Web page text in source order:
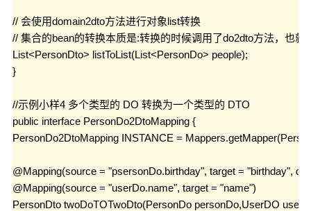
// 会使用domain2dto方法进行对象list转换
// 集合的bean的转换本质是:转换的时候调用了do2dto方法，也
List<PersonDto> listToList(List<PersonDo> people);
}
//示例小样4 多个类型的 DO 转换为一个类型的 DTO
public interface PersonDo2DtoMapping {
PersonDo2DtoMapping INSTANCE =
@Mapping(source = "psersonDo.birthday", target = "birthday",
@Mapping(source = "userDo.name", target = "name")
PersonDto twoDoTOTwoDto(PersonDo personDo,UserDO